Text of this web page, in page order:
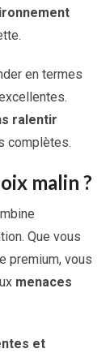
en termes
ralentir
complètes.
malin ?
Que vous
premium, vous
menaces
et